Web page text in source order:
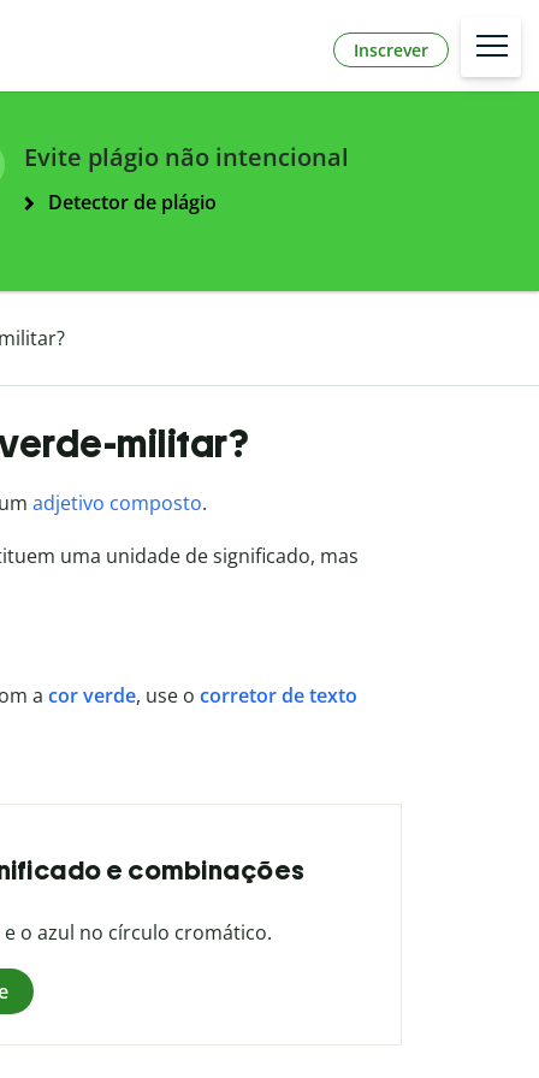
Inscrever
Evite plágio não intencional
Detector de plágio
militar?
adjetivo composto.
uma unidade de significado, mas
a cor verde, use o corretor de texto
e combinações
o azul no círculo cromático.